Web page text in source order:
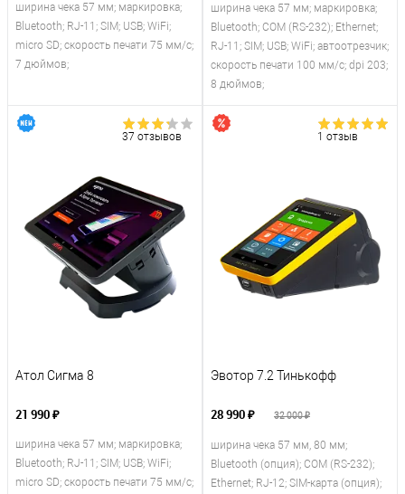
ширина чека 57 мм; маркировка;
Bluetooth; RJ-11; SIM; USB; WiFi;
micro SD; скорость печати 75 мм/с;
7 дюймов;
ширина чека 57 мм; маркировка;
Bluetooth; COM (RS-232); Ethernet;
RJ-11; SIM; USB; WiFi; автоотрезчик;
скорость печати 100 мм/с; dpi 203;
8 дюймов;
37 отзывов
Атол Сигма 8
21 990 ₽
ширина чека 57 мм; маркировка;
Bluetooth; RJ-11; SIM; USB; WiFi;
micro SD; скорость печати 75 мм/с;
1 отзыв
Эвотор 7.2 Тинькофф
28 990 ₽ 32 000 ₽
ширина чека 57 мм, 80 мм;
Bluetooth (опция); COM (RS-232);
Ethernet; RJ-12; SIM-карта (опция);